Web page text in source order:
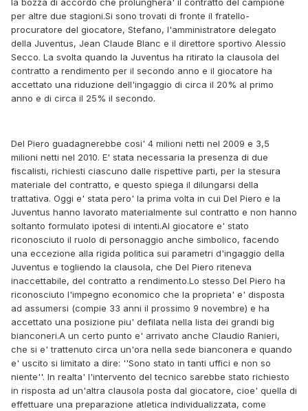
la bozza di accordo che prolunghera' il contratto del campione
per altre due stagioni.Si sono trovati di fronte il fratello-
procuratore del giocatore, Stefano, l'amministratore delegato
della Juventus, Jean Claude Blanc e il direttore sportivo Alessio
Secco. La svolta quando la Juventus ha ritirato la clausola del
contratto a rendimento per il secondo anno e il giocatore ha
accettato una riduzione dell'ingaggio di circa il 20% al primo
anno e di circa il 25% il secondo.
Del Piero guadagnerebbe cosi' 4 milioni netti nel 2009 e 3,5
milioni netti nel 2010. E' stata necessaria la presenza di due
fiscalisti, richiesti ciascuno dalle rispettive parti, per la stesura
materiale del contratto, e questo spiega il dilungarsi della
trattativa. Oggi e' stata pero' la prima volta in cui Del Piero e la
Juventus hanno lavorato materialmente sul contratto e non hanno
soltanto formulato ipotesi di intenti.Al giocatore e' stato
riconosciuto il ruolo di personaggio anche simbolico, facendo
una eccezione alla rigida politica sui parametri d'ingaggio della
Juventus e togliendo la clausola, che Del Piero riteneva
inaccettabile, del contratto a rendimento.Lo stesso Del Piero ha
riconosciuto l'impegno economico che la proprieta' e' disposta
ad assumersi (compie 33 anni il prossimo 9 novembre) e ha
accettato una posizione piu' defilata nella lista dei grandi big
bianconeri.A un certo punto e' arrivato anche Claudio Ranieri,
che si e' trattenuto circa un'ora nella sede bianconera e quando
e' uscito si limitato a dire: ''Sono stato in tanti uffici e non so
niente''. In realta' l'intervento del tecnico sarebbe stato richiesto
in risposta ad un'altra clausola posta dal giocatore, cioe' quella di
effettuare una preparazione atletica individualizzata, come